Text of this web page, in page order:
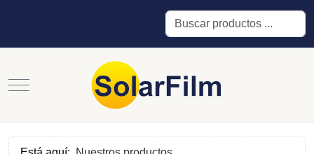
Buscar
Mobile Menu Toggle